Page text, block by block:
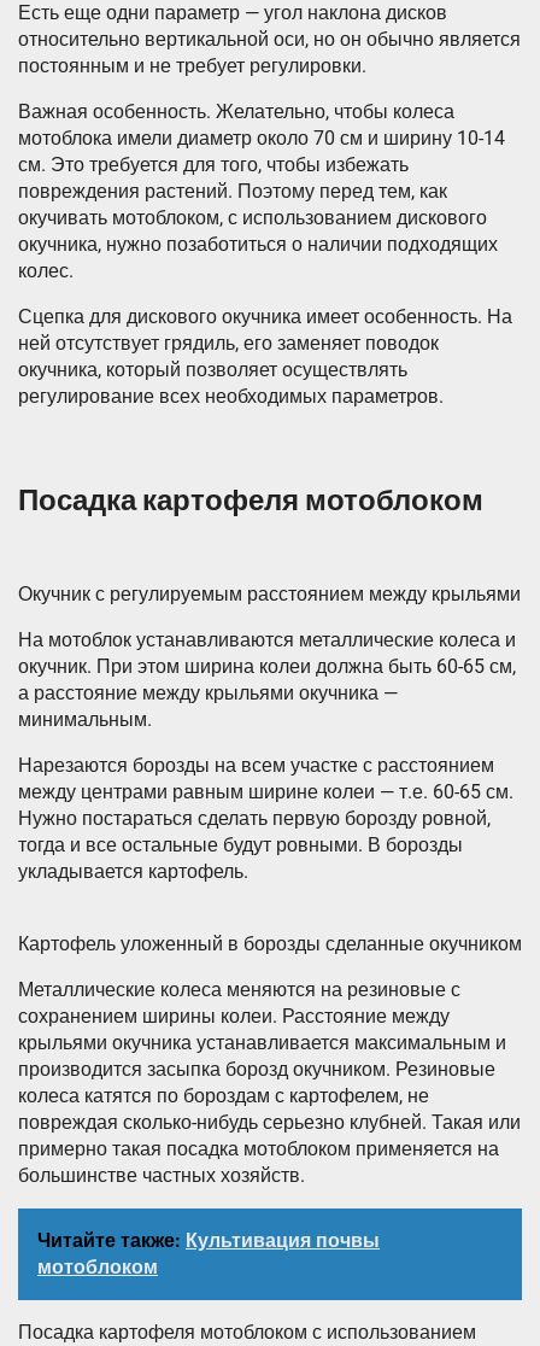
Есть еще одни параметр — угол наклона дисков
относительно вертикальной оси, но он обычно является
постоянным и не требует регулировки.
Важная особенность. Желательно, чтобы колеса
мотоблока имели диаметр около 70 см и ширину 10-14
см. Это требуется для того, чтобы избежать
повреждения растений. Поэтому перед тем, как
окучивать мотоблоком, с использованием дискового
окучника, нужно позаботиться о наличии подходящих
колес.
Сцепка для дискового окучника имеет особенность. На
ней отсутствует грядиль, его заменяет поводок
окучника, который позволяет осуществлять
регулирование всех необходимых параметров.
Посадка картофеля мотоблоком
Окучник с регулируемым расстоянием между крыльями
На мотоблок устанавливаются металлические колеса и
окучник. При этом ширина колеи должна быть 60-65 см,
а расстояние между крыльями окучника —
минимальным.
Нарезаются борозды на всем участке с расстоянием
между центрами равным ширине колеи — т.е. 60-65 см.
Нужно постараться сделать первую борозду ровной,
тогда и все остальные будут ровными. В борозды
укладывается картофель.
Картофель уложенный в борозды сделанные окучником
Металлические колеса меняются на резиновые с
сохранением ширины колеи. Расстояние между
крыльями окучника устанавливается максимальным и
производится засыпка борозд окучником. Резиновые
колеса катятся по бороздам с картофелем, не
повреждая сколько-нибудь серьезно клубней. Такая или
примерно такая посадка мотоблоком применяется на
большинстве частных хозяйств.
Читайте также: Культивация почвы
мотоблоком
Посадка картофеля мотоблоком с использованием